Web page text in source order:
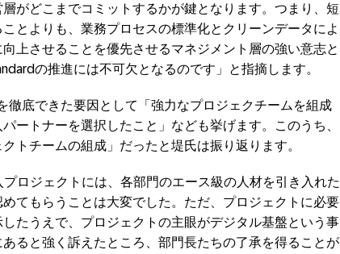
がどこまでコミットするかが鍵となります。つまり、短
とよりも、業務プロセスの標準化とクリーンデータによ
上させることを優先させるマネジメント層の強い意志と
の推進には不可欠となるのです」と指摘します。
徹底できた要因として「強力なプロジェクチームを組成
ートナーを選択したこと」なども挙げます。このうち、
トチームの組成」だったと堤氏は振り返ります。
プロジェクトには、各部門のエース級の人材を引き入れた
てもらうことは大変でした。ただ、プロジェクトに必要
たうえで、プロジェクトの主眼がデジタル基盤という事
ると強く訴えたところ、部門長たちの了承を得ることが